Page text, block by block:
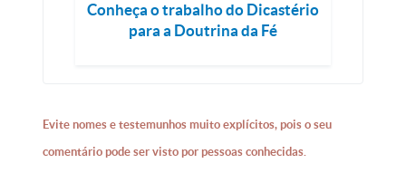
Conheça o trabalho do Dicastério
para a Doutrina da Fé
Evite nomes e testemunhos muito explícitos, pois o seu
comentário pode ser visto por pessoas conhecidas.